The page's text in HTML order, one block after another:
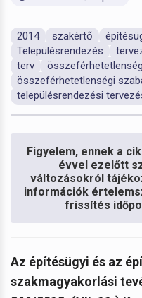
2014 szakértő
Településrendezés
terv
összeférhetetlenség
összeférhetetlenségi
településrendezési
Figyelem, ennek a
évvel ezelőtt
változásokról
információk
frissítés
Az építésügyi és az
szakmagyakorlási